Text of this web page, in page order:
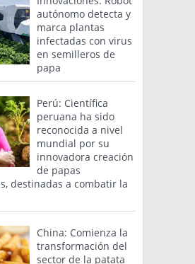
autónomo detecta y
marca plantas
infectadas con virus
en semilleros de
papa
Perú: Científica
peruana ha sido
reconocida a nivel
mundial por su
innovadora creación
de papas
destinadas a combatir la
China: Comienza la
transformación del
sector de la patata